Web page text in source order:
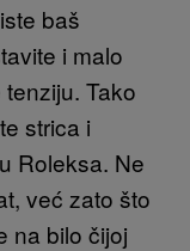
baš
i malo
Tako
strica i
Roleksa. Ne
već zato što
na bilo čijoj